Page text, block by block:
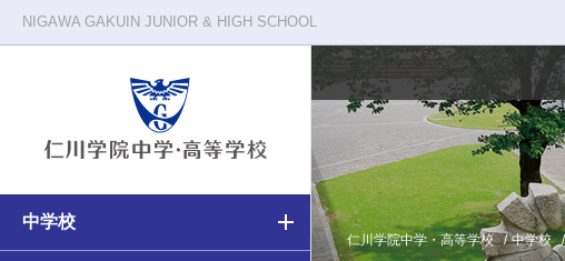
NIGAWA GAKUIN JUNIOR & HIGH SCHOOL
校長メッセージ
仁川学院の一日
中学校
仁川学院中学・高等学校 中学校